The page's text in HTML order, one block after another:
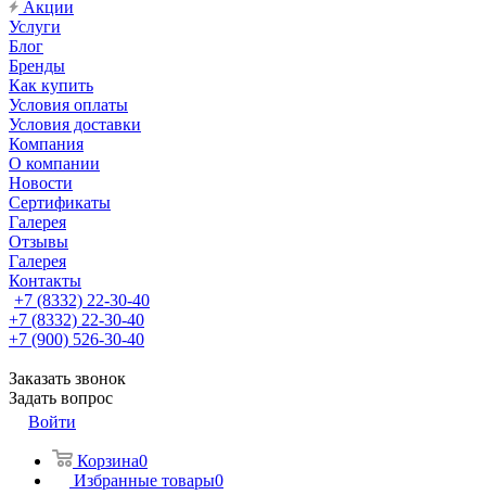
Акции
Услуги
Блог
Бренды
Как купить
Условия оплаты
Условия доставки
Компания
О компании
Новости
Сертификаты
Галерея
Отзывы
Галерея
Контакты
+7 (8332) 22-30-40
+7 (8332) 22-30-40
+7 (900) 526-30-40
Заказать звонок
Задать вопрос
Войти
Корзина0
Избранные товары0